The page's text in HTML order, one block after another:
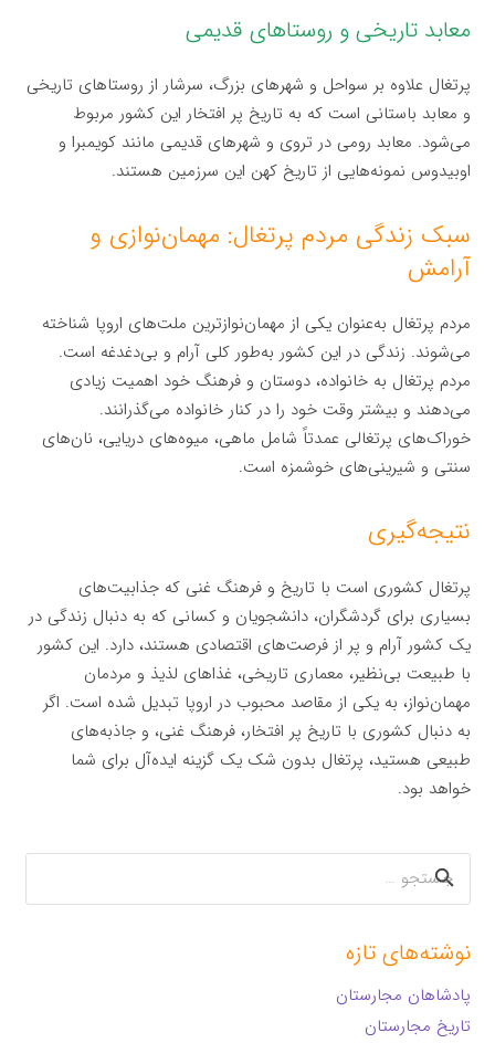
معابد تاریخی و روستاهای قدیمی
پرتغال علاوه بر سواحل و شهرهای بزرگ، سرشار از روستاهای تاریخی
و معابد باستانی است که به تاریخ پر افتخار این کشور مربوط
می‌شود. معابد رومی در تروی و شهرهای قدیمی مانند کویمبرا و
اوبیدوس نمونه‌هایی از تاریخ کهن این سرزمین هستند.
سبک زندگی مردم پرتغال: مهمان‌نوازی و
آرامش
مردم پرتغال به‌عنوان یکی از مهمان‌نوازترین ملت‌های اروپا شناخته
می‌شوند. زندگی در این کشور به‌طور کلی آرام و بی‌دغدغه است.
مردم پرتغال به خانواده، دوستان و فرهنگ خود اهمیت زیادی
می‌دهند و بیشتر وقت خود را در کنار خانواده می‌گذرانند.
خوراک‌های پرتغالی عمدتاً شامل ماهی، میوه‌های دریایی، نان‌های
سنتی و شیرینی‌های خوشمزه است.
نتیجه‌گیری
پرتغال کشوری است با تاریخ و فرهنگ غنی که جذابیت‌های
بسیاری برای گردشگران، دانشجویان و کسانی که به دنبال زندگی در
یک کشور آرام و پر از فرصت‌های اقتصادی هستند، دارد. این کشور
با طبیعت بی‌نظیر، معماری تاریخی، غذاهای لذیذ و مردمان
مهمان‌نواز، به یکی از مقاصد محبوب در اروپا تبدیل شده است. اگر
به دنبال کشوری با تاریخ پر افتخار، فرهنگ غنی، و جاذبه‌های
طبیعی هستید، پرتغال بدون شک یک گزینه ایده‌آل برای شما
خواهد بود.
جستجو
برای:
نوشته‌های تازه
پادشاهان مجارستان
تاریخ مجارستان